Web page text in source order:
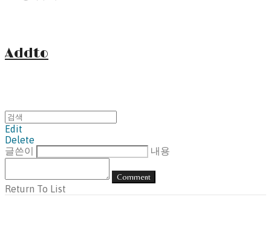
Addto
Edit
Delete
글쓴이
내용
Comment
Return To List